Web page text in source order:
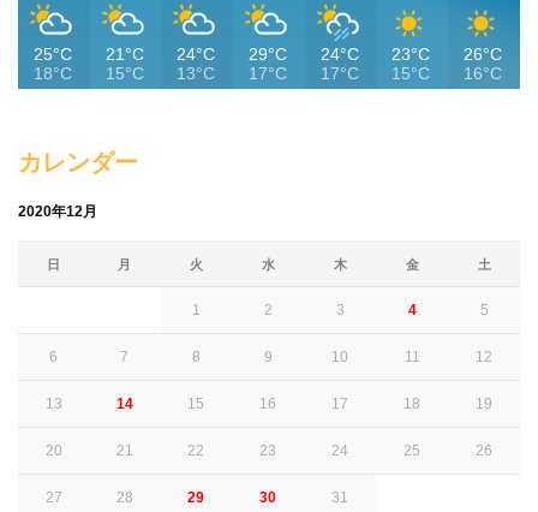
25°C
18°C
21°C
15°C
24°C
13°C
29°C
17°C
24°C
17°C
23°C
15°C
26°C
16°C
カレンダー
2020年12月
日 月 火 水 木 金 土
1 2 3 4 5
6 7 8 9 10 11 12
13 14 15 16 17 18 19
20 21 22 23 24 25 26
27 28 29 30 31